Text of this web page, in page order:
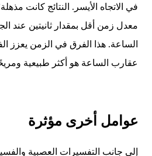
في الاتجاه الأيسر. النتائج كانت
معدل زمن أقل بمقدار ثانيتين عند
الساعة. هذا الفرق في الزمن يعزز
عقارب الساعة هو أكثر طبيعية
عوامل أخرى مؤثرة
إلى جانب التفسيرات العصبية